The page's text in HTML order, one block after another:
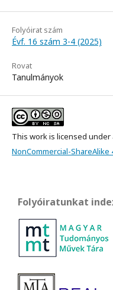
Folyóirat szám
Évf. 16 szám 3-4 (2025)
Rovat
Tanulmányok
This work is licensed under
NonCommercial-
Folyóiratunkat